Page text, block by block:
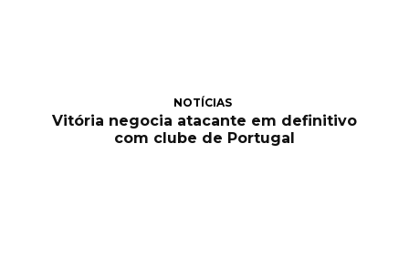
NOTÍCIAS
Vitória negocia atacante em definitivo
com clube de Portugal